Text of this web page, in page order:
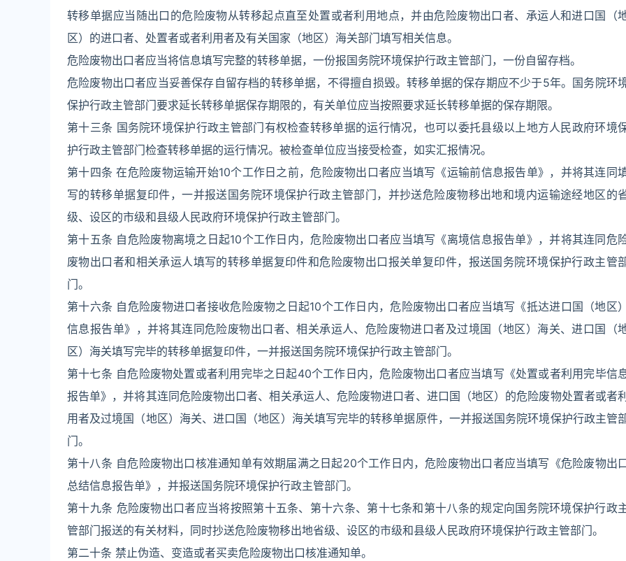
转移单据应当随出口的危险废物从转移起点直至处置或者利用地点，并由危险废物出口者、承运人和进口国（
区）的进口者、处置者或者利用者及有关国家（地区）海关部门填写相关信息。
危险废物出口者应当将信息填写完整的转移单据，一份报国务院环境保护行政主管部门，一份自留存档。
危险废物出口者应当妥善保存自留存档的转移单据，不得擅自损毁。转移单据的保存期应不少于5年。国务院环
保护行政主管部门要求延长转移单据保存期限的，有关单位应当按照要求延长转移单据的保存期限。
第十三条 国务院环境保护行政主管部门有权检查转移单据的运行情况，也可以委托县级以上地方人民政府环境
护行政主管部门检查转移单据的运行情况。被检查单位应当接受检查，如实汇报情况。
第十四条 在危险废物运输开始10个工作日之前，危险废物出口者应当填写《运输前信息报告单》，并将其连同
写的转移单据复印件，一并报送国务院环境保护行政主管部门，并抄送危险废物移出地和境内运输途经地区的
级、设区的市级和县级人民政府环境保护行政主管部门。
第十五条 自危险废物离境之日起10个工作日内，危险废物出口者应当填写《离境信息报告单》，并将其连同危
废物出口者和相关承运人填写的转移单据复印件和危险废物出口报关单复印件，报送国务院环境保护行政主管
门。
第十六条 自危险废物进口者接收危险废物之日起10个工作日内，危险废物出口者应当填写《抵达进口国（地区
信息报告单》，并将其连同危险废物出口者、相关承运人、危险废物进口者及过境国（地区）海关、进口国（
区）海关填写完毕的转移单据复印件，一并报送国务院环境保护行政主管部门。
第十七条 自危险废物处置或者利用完毕之日起40个工作日内，危险废物出口者应当填写《处置或者利用完毕信
报告单》，并将其连同危险废物出口者、相关承运人、危险废物进口者、进口国（地区）的危险废物处置者或者
用者及过境国（地区）海关、进口国（地区）海关填写完毕的转移单据原件，一并报送国务院环境保护行政主管
门。
第十八条 自危险废物出口核准通知单有效期届满之日起20个工作日内，危险废物出口者应当填写《危险废物出
总结信息报告单》，并报送国务院环境保护行政主管部门。
第十九条 危险废物出口者应当将按照第十五条、第十六条、第十七条和第十八条的规定向国务院环境保护行政
管部门报送的有关材料，同时抄送危险废物移出地省级、设区的市级和县级人民政府环境保护行政主管部门。
第二十条 禁止伪造、变造或者买卖危险废物出口核准通知单。